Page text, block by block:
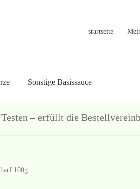
startseite
Sonstige Basissauce
Widerrufsformular 关于 联系
– erfüllt die
100g